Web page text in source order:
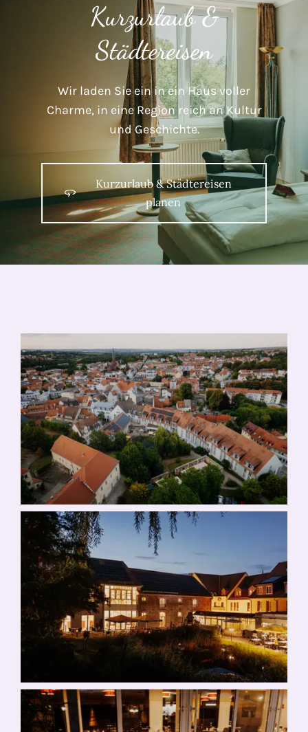
Kurzurlaub &
Städtereisen
Wir laden Sie ein in ein Haus voller
Charme, in eine Region reich an Kultur
und Geschichte.
Kurzurlaub & Städtereisen
planen